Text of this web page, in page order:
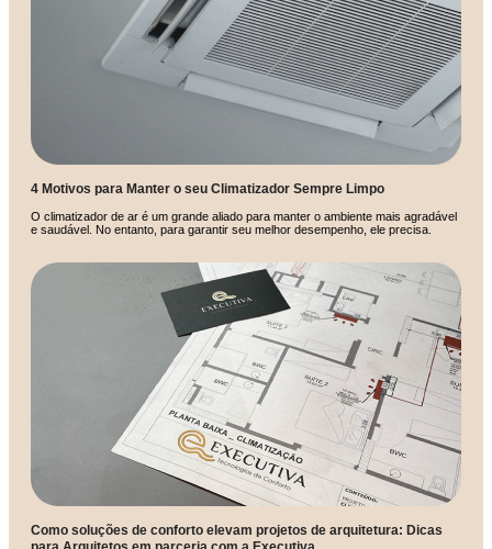
4 Motivos para Manter o seu Climatizador Sempre Limpo
O climatizador de ar é um grande aliado para manter o ambiente mais agradável
e saudável. No entanto, para garantir seu melhor desempenho, ele precisa.
Como soluções de conforto elevam projetos de arquitetura: Dicas